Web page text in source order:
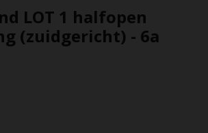
LOT 1 halfopen
(zuidgericht) - 6a